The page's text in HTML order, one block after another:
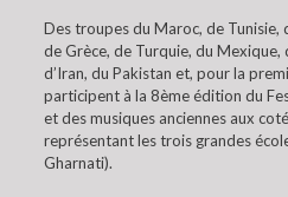
Des troupes du Maroc, de Tunisie,
de Grèce, de Turquie, du Mexique,
d’Iran, du Pakistan et, pour la
participent à la 8ème édition du
et des musiques anciennes aux
représentant les trois grandes
Gharnati).